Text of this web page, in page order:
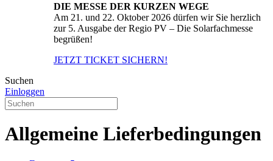
DIE MESSE DER KURZEN WEGE
Am 21. und 22. Oktober 2026 dürfen wir Sie herzlich
zur 5. Ausgabe der Regio PV – Die Solarfachmesse
begrüßen!
JETZT TICKET SICHERN!
Suchen
Einloggen
Allgemeine Lieferbedingungen